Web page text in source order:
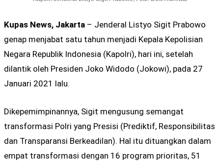
Kupas News, Jakarta – Jenderal Listyo Sigit Prabowo
genap menjabat satu tahun menjadi Kepala Kepolisian
Negara Republik Indonesia (Kapolri), hari ini, setelah
dilantik oleh Presiden Joko Widodo (Jokowi), pada 27
Januari 2021 lalu.
Dikepemimpinannya, Sigit mengusung semangat
transformasi Polri yang Presisi (Prediktif, Responsibilitas
dan Transparansi Berkeadilan). Hal itu dituangkan dalam
empat transformasi dengan 16 program prioritas, 51